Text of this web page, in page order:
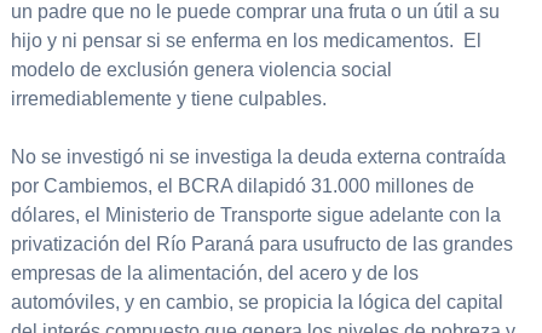
un padre que no le puede comprar una fruta o un útil a su
hijo y ni pensar si se enferma en los medicamentos. El
modelo de exclusión genera violencia social
irremediablemente y tiene culpables.
No se investigó ni se investiga la deuda externa contraída
por Cambiemos, el BCRA dilapidó 31.000 millones de
dólares, el Ministerio de Transporte sigue adelante con la
privatización del Río Paraná para usufructo de las grandes
empresas de la alimentación, del acero y de los
automóviles, y en cambio, se propicia la lógica del capital